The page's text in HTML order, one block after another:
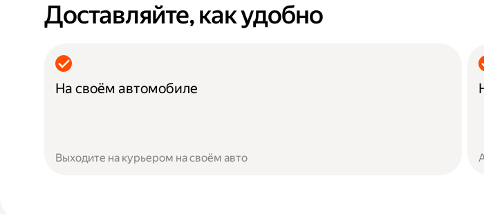
Доставляйте, как удобно
На своём автомобиле
Выходите на курьером на своём авто